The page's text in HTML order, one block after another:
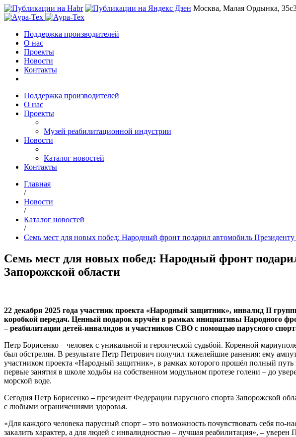
Москва, Малая Ордынка,
Поддержка производителей
О нас
Проекты
Новости
Контакты
Поддержка производителей
О нас
Проекты
Музей реабилитационной индустрии
Новости
Каталог новостей
Контакты
Главная
/
Новости
/
Каталог новостей
/
Семь мест для новых побед: Народный фронт подарил автомобиль
Семь мест для новых побед: Народный фронт
Запорожской области
22 декабря 2025 года участник проекта «Народный защитник», инвалид II
коробкой передач. Ценный подарок вручён в рамках инициативы Народного
– реабилитации детей-инвалидов и участников СВО с помощью парусного
Петр Борисенко – человек с уникальной и героической судьбой. Коренной
был обстрелян. В результате Петр Петрович получил тяжелейшие ранения: ему
участником проекта «Народный защитник», в рамках которого прошёл полный
первые занятия в школе ходьбы на собственном модульном протезе голени – до
морской воде.
Сегодня Петр Борисенко–президент Федерации парусного спорта Запорожской
с любыми ограничениями здоровья.
«Для каждого человека парусный спорт – это возможность почувствовать себя
закалить характер, а для людей с инвалидностью – лучшая реабилитация»,–уверен